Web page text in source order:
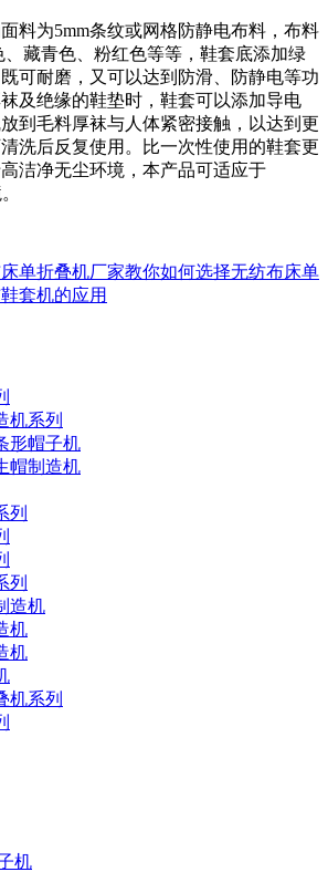
料为5mm条纹或网格防静电布料，布料
藏青色、粉红色等等，鞋套底添加绿
可耐磨，又可以达到防滑、防静电等功
及绝缘的鞋垫时，鞋套可以添加导电
到毛料厚袜与人体紧密接触，以达到更
洗后反复使用。比一次性使用的鞋套更
洁净无尘环境，本产品可适应于
单折叠机厂家教你如何选择无纺布床单
套机的应用
机系列
形帽子机
帽制造机
列
列
造机
机
机
机系列
机